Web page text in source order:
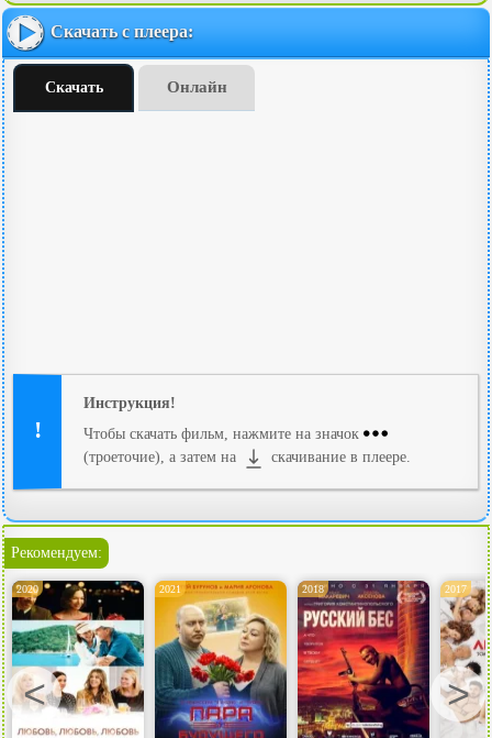
Скачать с плеера:
Скачать Онлайн
Инструкция!
Чтобы скачать фильм, нажмите на значок
(троеточие), а затем на
скачивание в плеере.
Рекомендуем:
2020 2021 2018 2017
< >